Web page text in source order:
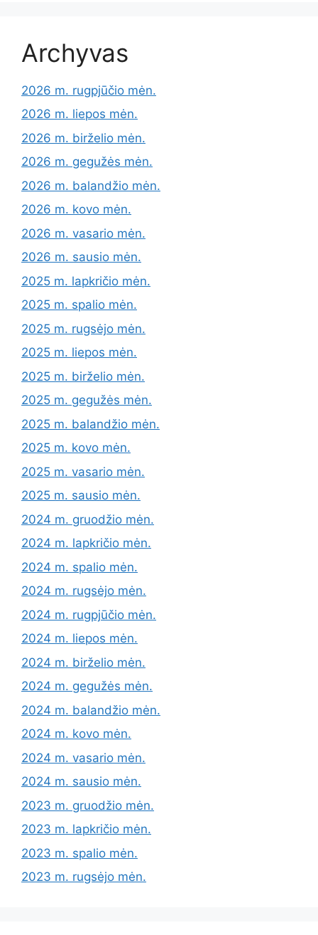
Archyvas
2026 m. rugpjūčio mėn.
2026 m. liepos mėn.
2026 m. birželio mėn.
2026 m. gegužės mėn.
2026 m. balandžio mėn.
2026 m. kovo mėn.
2026 m. vasario mėn.
2026 m. sausio mėn.
2025 m. lapkričio mėn.
2025 m. spalio mėn.
2025 m. rugsėjo mėn.
2025 m. liepos mėn.
2025 m. birželio mėn.
2025 m. gegužės mėn.
2025 m. balandžio mėn.
2025 m. kovo mėn.
2025 m. vasario mėn.
2025 m. sausio mėn.
2024 m. gruodžio mėn.
2024 m. lapkričio mėn.
2024 m. spalio mėn.
2024 m. rugsėjo mėn.
2024 m. rugpjūčio mėn.
2024 m. liepos mėn.
2024 m. birželio mėn.
2024 m. gegužės mėn.
2024 m. balandžio mėn.
2024 m. kovo mėn.
2024 m. vasario mėn.
2024 m. sausio mėn.
2023 m. gruodžio mėn.
2023 m. lapkričio mėn.
2023 m. spalio mėn.
2023 m. rugsėjo mėn.